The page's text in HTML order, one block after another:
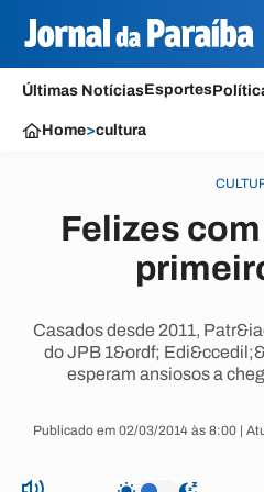
Últimas NotíciasEsportes
Home>cultura
Felizes
Casados desde 2011,
do JPB 1&ordf;
esperam ansiosos a
Publicado em 02/03/2014 às 8:00 |